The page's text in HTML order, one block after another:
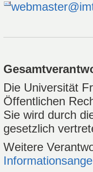
Die Universität
Öffentlichen
Sie wird durch
gesetzlich
Weitere